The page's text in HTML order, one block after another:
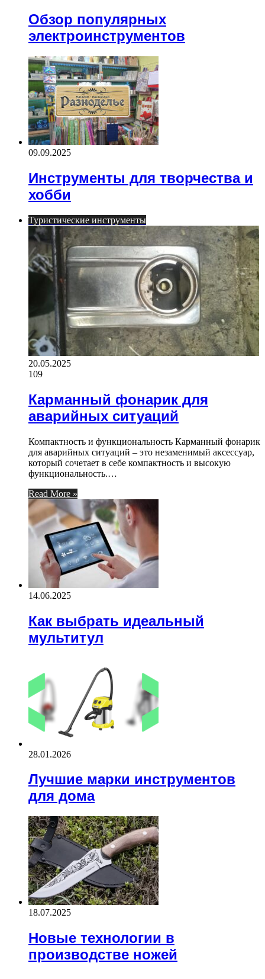
Обзор популярных
электроинструментов
09.09.2025
Инструменты для творчества и
хобби
Туристические инструменты
20.05.2025
109
Карманный фонарик для
аварийных ситуаций
Компактность и функциональность Карманный фонарик
для аварийных ситуаций – это незаменимый аксессуар,
который сочетает в себе компактность и высокую
функциональность.…
Read More »
14.06.2025
Как выбрать идеальный
мультитул
28.01.2026
Лучшие марки инструментов
для дома
18.07.2025
Новые технологии в
производстве ножей